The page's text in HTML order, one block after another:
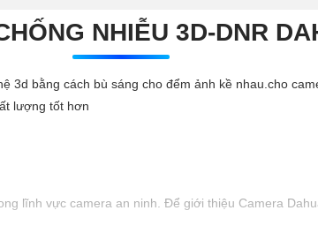
NHIỄU 3D-DNR
3d bằng cách bù sáng cho đểm ảnh kề nhau.cho
lượng tốt hơn
lĩnh vực camera an ninh. Để giới thiệu Camera